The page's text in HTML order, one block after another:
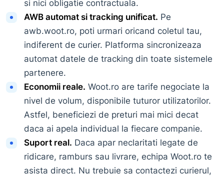
si nici obligatie contractuala.
AWB automat si tracking unificat. Pe
awb.woot.ro, poti urmari oricand coletul tau,
indiferent de curier. Platforma sincronizeaza
automat datele de tracking din toate sistemele
partenere.
Economii reale. Woot.ro are tarife negociate la
nivel de volum, disponibile tuturor utilizatorilor.
Astfel, beneficiezi de preturi mai mici decat
daca ai apela individual la fiecare companie.
Suport real. Daca apar neclaritati legate de
ridicare, ramburs sau livrare, echipa Woot.ro te
asista direct. Nu trebuie sa contactezi curierul,